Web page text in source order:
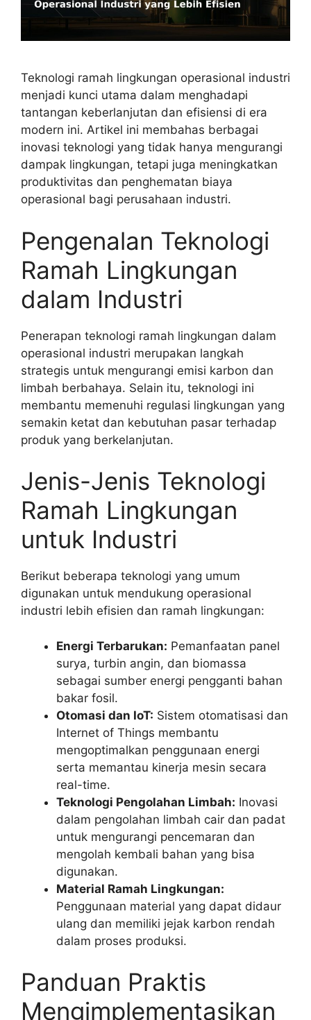
Teknologi ramah lingkungan operasional industri
menjadi kunci utama dalam menghadapi
tantangan keberlanjutan dan efisiensi di era
modern ini. Artikel ini membahas berbagai
inovasi teknologi yang tidak hanya mengurangi
dampak lingkungan, tetapi juga meningkatkan
produktivitas dan penghematan biaya
operasional bagi perusahaan industri.
Pengenalan Teknologi
Ramah Lingkungan
dalam Industri
Penerapan teknologi ramah lingkungan dalam
operasional industri merupakan langkah
strategis untuk mengurangi emisi karbon dan
limbah berbahaya. Selain itu, teknologi ini
membantu memenuhi regulasi lingkungan yang
semakin ketat dan kebutuhan pasar terhadap
produk yang berkelanjutan.
Jenis-Jenis Teknologi
Ramah Lingkungan
untuk Industri
Berikut beberapa teknologi yang umum
digunakan untuk mendukung operasional
industri lebih efisien dan ramah lingkungan:
Energi Terbarukan: Pemanfaatan panel
surya, turbin angin, dan biomassa
sebagai sumber energi pengganti bahan
bakar fosil.
Otomasi dan IoT: Sistem otomatisasi dan
Internet of Things membantu
mengoptimalkan penggunaan energi
serta memantau kinerja mesin secara
real-time.
Teknologi Pengolahan Limbah: Inovasi
dalam pengolahan limbah cair dan padat
untuk mengurangi pencemaran dan
mengolah kembali bahan yang bisa
digunakan.
Material Ramah Lingkungan:
Penggunaan material yang dapat didaur
ulang dan memiliki jejak karbon rendah
dalam proses produksi.
Panduan Praktis
Mengimplementasikan